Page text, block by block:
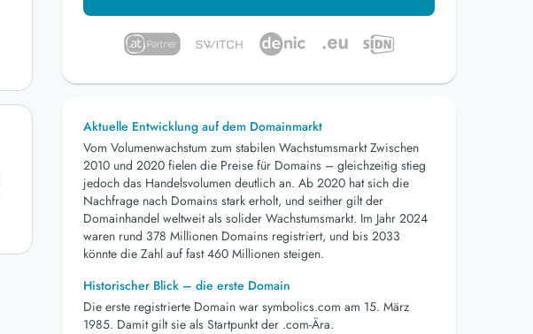
Aktuelle Entwicklung auf dem Domainmarkt
Vom Volumenwachstum zum stabilen Wachstumsmarkt Zwischen
2010 und 2020 fielen die Preise für Domains – gleichzeitig stieg
jedoch das Handelsvolumen deutlich an. Ab 2020 hat sich die
Nachfrage nach Domains stark erholt, und seither gilt der
Domainhandel weltweit als solider Wachstumsmarkt. Im Jahr 2024
waren rund 378 Millionen Domains registriert, und bis 2033
könnte die Zahl auf fast 460 Millionen steigen.
Historischer Blick – die erste Domain
Die erste registrierte Domain war symbolics.com am 15. März
1985. Damit gilt sie als Startpunkt der .com-Ära.